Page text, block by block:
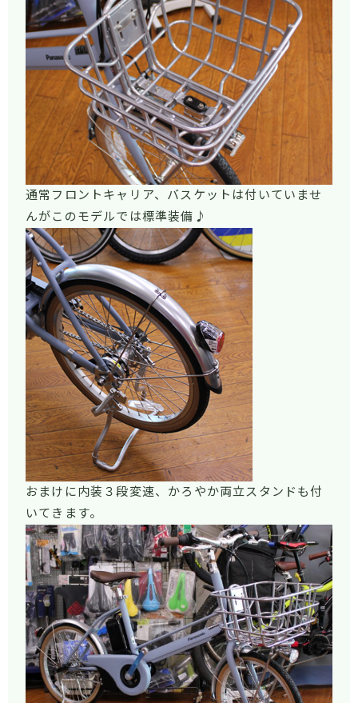
通常フロントキャリア、バスケットは付いていませ
んがこのモデルでは標準装備♪
おまけに内装３段変速、かろやか両立スタンドも付
いてきます。